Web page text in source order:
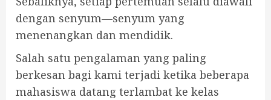
dengan senyum—senyum yang
menenangkan dan mendidik.
Salah satu pengalaman yang paling
berkesan bagi kami terjadi ketika beberapa
mahasiswa datang terlambat ke kelas